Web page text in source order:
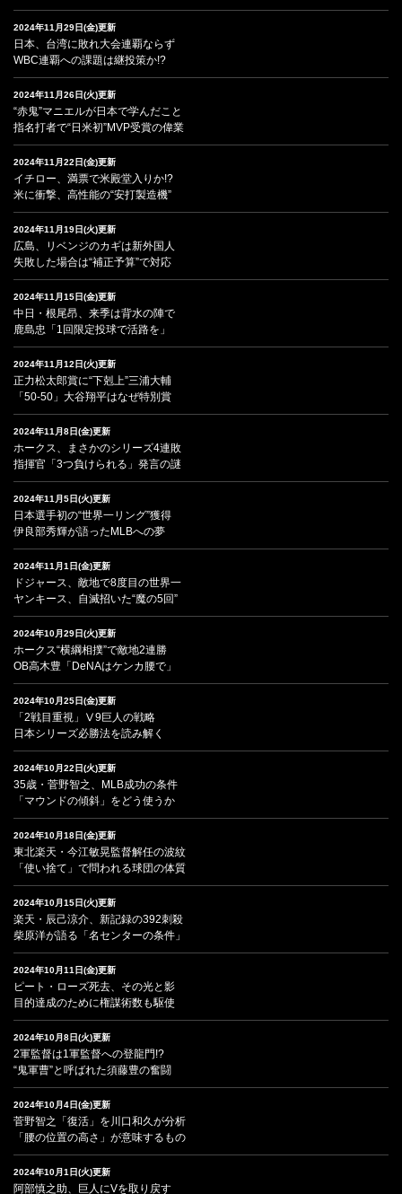
2024年11月29日(金)更新
日本、台湾に敗れ大会連覇ならず
WBC連覇への課題は継投策か!?
2024年11月26日(火)更新
“赤鬼”マニエルが日本で学んだこと
指名打者で“日米初”MVP受賞の偉業
2024年11月22日(金)更新
イチロー、満票で米殿堂入りか!?
米に衝撃、高性能の“安打製造機”
2024年11月19日(火)更新
広島、リベンジのカギは新外国人
失敗した場合は“補正予算”で対応
2024年11月15日(金)更新
中日・根尾昂、来季は背水の陣で
鹿島忠「1回限定投球で活路を」
2024年11月12日(火)更新
正力松太郎賞に“下剋上”三浦大輔
「50-50」大谷翔平はなぜ特別賞
2024年11月8日(金)更新
ホークス、まさかのシリーズ4連敗
指揮官「3つ負けられる」発言の謎
2024年11月5日(火)更新
日本選手初の“世界一リング”獲得
伊良部秀輝が語ったMLBへの夢
2024年11月1日(金)更新
ドジャース、敵地で8度目の世界一
ヤンキース、自滅招いた“魔の5回”
2024年10月29日(火)更新
ホークス“横綱相撲”で敵地2連勝
OB高木豊「DeNAはケンカ腰で」
2024年10月25日(金)更新
「2戦目重視」Ⅴ9巨人の戦略
日本シリーズ必勝法を読み解く
2024年10月22日(火)更新
35歳・菅野智之、MLB成功の条件
「マウンドの傾斜」をどう使うか
2024年10月18日(金)更新
東北楽天・今江敏晃監督解任の波紋
「使い捨て」で問われる球団の体質
2024年10月15日(火)更新
楽天・辰己涼介、新記録の392刺殺
柴原洋が語る「名センターの条件」
2024年10月11日(金)更新
ピート・ローズ死去、その光と影
目的達成のために権謀術数も駆使
2024年10月8日(火)更新
2軍監督は1軍監督への登龍門!?
“鬼軍曹”と呼ばれた須藤豊の奮闘
2024年10月4日(金)更新
菅野智之「復活」を川口和久が分析
「腰の位置の高さ」が意味するもの
2024年10月1日(火)更新
阿部慎之助、巨人にVを取り戻す